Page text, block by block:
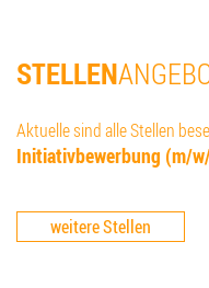
STELLEN
Aktuelle sind alle Stellen
Initia­tiv­be­wer­bung (m/
weitere Stellen